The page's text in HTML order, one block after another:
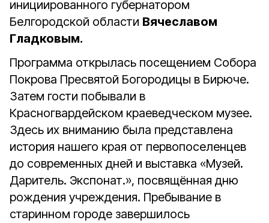
инициированного губернатором
Белгородской области Вячеславом
Гладковым.
Программа открылась посещением Собора
Покрова Пресвятой Богородицы в Бирюче.
Затем гости побывали в
Красногвардейском краеведческом музее.
Здесь их вниманию была представлена
история нашего края от первопоселенцев
до современных дней и выставка «Музей.
Даритель. Экспонат.», посвящённая дню
рождения учреждения. Пребывание в
старинном городе завершилось